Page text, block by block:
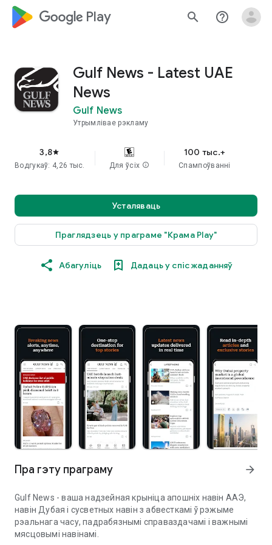
google_logo Play search help_outline
Gulf News - Latest UAE
News
Gulf News
Утрымлівае рэкламу
3,8star
Водгукаў: 4,26 тыс. Для ўсіх info
100 тыс.+
Спампоўванні
Усталяваць
Праглядзець у праграме "Крама Play"
Абагуліць Дадаць у спіс жаданняў
Пра гэту праграму arrow_forward
Gulf News - ваша надзейная крыніца апошніх навін ААЭ,
навін Дубая і сусветных навін з абвесткамі ў рэжыме
рэальнага часу, падрабязнымі справаздачамі і важнымі
мясцовымі навінамі.